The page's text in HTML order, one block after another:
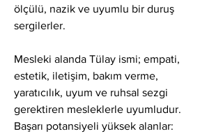
ölçülü, nazik ve uyumlu bir duruş
sergilerler.
Mesleki alanda Tülay ismi; empati,
estetik, iletişim, bakım verme,
yaratıcılık, uyum ve ruhsal sezgi
gerektiren mesleklerle uyumludur.
Başarı potansiyeli yüksek alanlar: